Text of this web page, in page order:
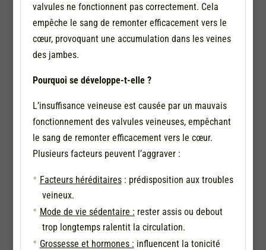
valvules ne fonctionnent pas correctement. Cela
empêche le sang de remonter efficacement vers le
cœur, provoquant une accumulation dans les veines
des jambes.
Pourquoi se développe-t-elle ?
L’insuffisance veineuse est causée par un mauvais
fonctionnement des valvules veineuses, empêchant
le sang de remonter efficacement vers le cœur.
Plusieurs facteurs peuvent l’aggraver :
Facteurs héréditaires: prédisposition aux troubles
veineux.
Mode de vie sédentaire : rester assis ou debout
trop longtemps ralentit la circulation.
Grossesse et hormones : influencent la tonicité